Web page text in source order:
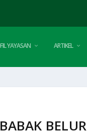
YAYASAN ARTIKEL
BELUR